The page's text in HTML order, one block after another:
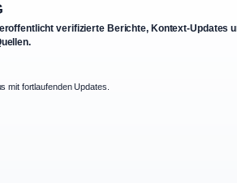
verifizierte Berichte, Kontext-Updates
mit fortlaufenden Updates.